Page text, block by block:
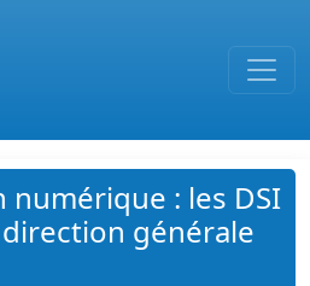
: les DSI
générale